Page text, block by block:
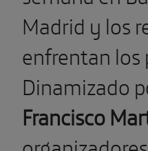
Madrid y los
enfrentan los
Dinamizado
Francisco